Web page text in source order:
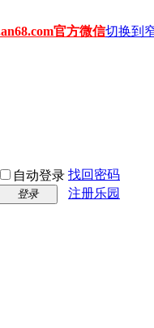
官方微信切换到
自动登录 找回密码
登录 注册乐园